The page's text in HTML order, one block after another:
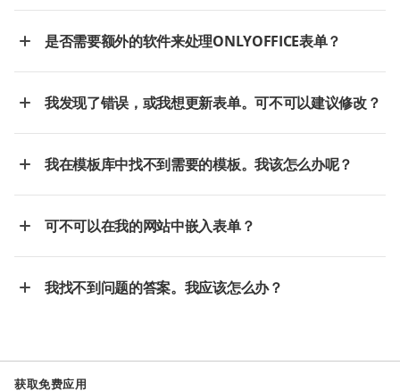
是否需要额外的软件来处理ONLYOFFICE表单？
我发现了错误，或我想更新表单。可不可以建议修改？
我在模板库中找不到需要的模板。我该怎么办呢？
可不可以在我的网站中嵌入表单？
我找不到问题的答案。我应该怎么办？
获取免费应用